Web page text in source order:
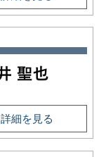
詳細を見る